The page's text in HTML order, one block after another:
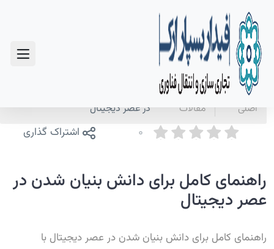
صفحه
اصلی
اخبار و
مقالات
در عصر دیجیتال
0 اشتراک گذاری
راهنمای کامل برای دانش بنیان شدن در
عصر دیجیتال
راهنمای کامل برای دانش بنیان شدن در عصر دیجیتال با